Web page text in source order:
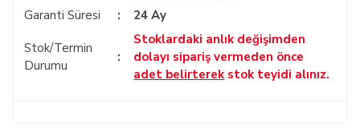
Garanti Süresi
24 Ay
Stok/Termin
Durumu
Stoklardaki anlık değişimden
dolayı sipariş vermeden önce
adet belirterek stok teyidi alınız.